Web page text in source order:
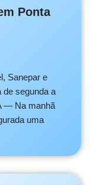
Ponta
Sanepar e
de segunda a
— Na manhã
uma